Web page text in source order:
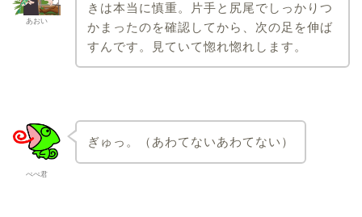
あおい
きは本当に慎重。片手と尻尾でしっかりつ
かまったのを確認してから、次の足を伸ば
すんです。見ていて惚れ惚れします。
ぺぺ君
ぎゅっ。（あわてないあわてない）